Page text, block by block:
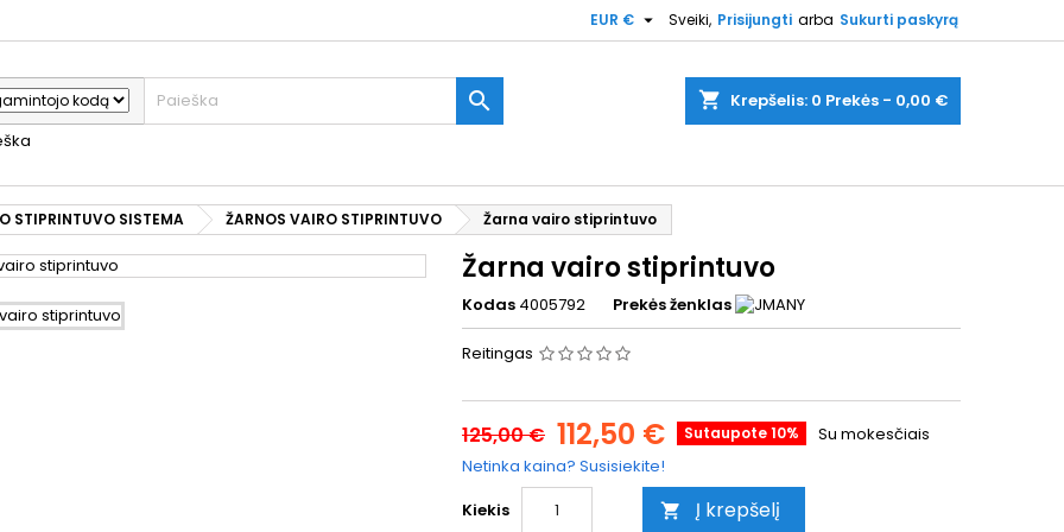
Sveiki, Prisijungti arba Sukurti paskyrą
EUR € 
shopping_cart Krepšelis: 0 Prekės - 0,00 €

STIPRINTUVO SISTEMA ŽARNOS VAIRO STIPRINTUVO Žarna vairo stiprintuvo
Žarna vairo stiprintuvo
Kodas 4005792 Prekės ženklas
Reitingas
125,00 € 112,50 € Sutaupote 10%
Su mokesčiais
Netinka kaina? Susisiekite!
Kiekis
 Į krepšelį